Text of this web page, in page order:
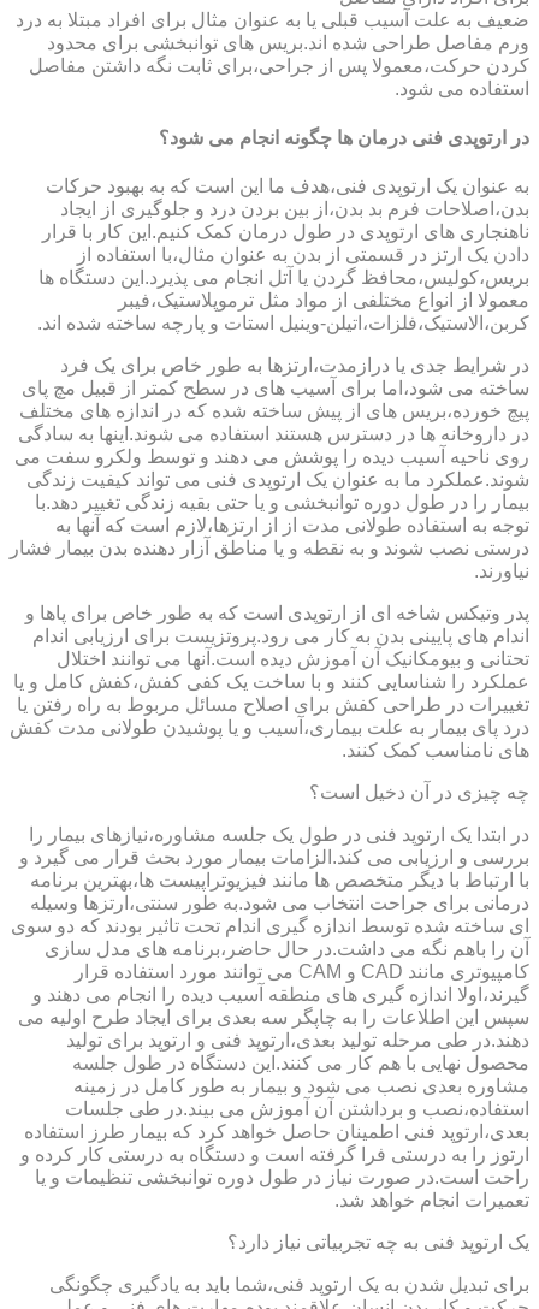
ضعیف به علت آسیب قبلی یا به عنوان مثال برای افراد مبتلا به درد
ورم مفاصل طراحی شده اند.بریس های توانبخشی برای محدود
کردن حرکت،معمولا پس از جراحی،برای ثابت نگه داشتن مفاصل
استفاده می شود.
در ارتوپدی فنی درمان ها چگونه انجام می شود؟
به عنوان یک ارتوپدی فنی،هدف ما این است که به بهبود حرکات
بدن،اصلاحات فرم بد بدن،از بین بردن درد و جلوگیری از ایجاد
ناهنجاری های ارتوپدی در طول درمان کمک کنیم.این کار با قرار
دادن یک ارتز در قسمتی از بدن به عنوان مثال،با استفاده از
بریس،کولیس،محافظ گردن یا آتل انجام می پذیرد.این دستگاه ها
معمولا از انواع مختلفی از مواد مثل ترموپلاستیک،فیبر
کربن،الاستیک،فلزات،اتیلن-وینیل استات و پارچه ساخته شده اند.
در شرایط جدی یا درازمدت،ارتزها به طور خاص برای یک فرد
ساخته می شود،اما برای آسیب های در سطح کمتر از قبیل مچ پای
پیچ خورده،بریس های از پیش ساخته شده که در اندازه های مختلف
در داروخانه ها در دسترس هستند استفاده می شوند.اینها به سادگی
روی ناحیه آسیب دیده را پوشش می دهند و توسط ولکرو سفت می
شوند.عملکرد ما به عنوان یک ارتوپدی فنی می تواند کیفیت زندگی
بیمار را در طول دوره توانبخشی و یا حتی بقیه زندگی تغییر دهد.با
توجه به استفاده طولانی مدت از از ارتزها،لازم است که آنها به
درستی نصب شوند و به نقطه و یا مناطق آزار دهنده بدن بیمار فشار
نیاورند.
پدر وتیکس شاخه ای از ارتوپدی است که به طور خاص برای پاها و
اندام های پایینی بدن به کار می رود.پروتزیست برای ارزیابی اندام
تحتانی و بیومکانیک آن آموزش دیده است.آنها می توانند اختلال
عملکرد را شناسایی کنند و با ساخت یک کفی کفش،کفش کامل و یا
تغییرات در طراحی کفش برای اصلاح مسائل مربوط به راه رفتن یا
درد پای بیمار به علت بیماری،آسیب و یا پوشیدن طولانی مدت کفش
های نامناسب کمک کنند.
چه چیزی در آن دخیل است؟
در ابتدا یک ارتوپد فنی در طول یک جلسه مشاوره،نیازهای بیمار را
بررسی و ارزیابی می کند.الزامات بیمار مورد بحث قرار می گیرد و
با ارتباط با دیگر متخصص ها مانند فیزیوتراپیست ها،بهترین برنامه
درمانی برای جراحت انتخاب می شود.به طور سنتی،ارتزها وسیله
ای ساخته شده توسط اندازه گیری اندام تحت تاثیر بودند که دو سوی
آن را باهم نگه می داشت.در حال حاضر،برنامه های مدل سازی
کامپیوتری مانند CAD و CAM می توانند مورد استفاده قرار
گیرند،اولا اندازه گیری های منطقه آسیب دیده را انجام می دهند و
سپس این اطلاعات را به چاپگر سه بعدی برای ایجاد طرح اولیه می
دهند.در طی مرحله تولید بعدی،ارتوپد فنی و ارتوپد برای تولید
محصول نهایی با هم کار می کنند.این دستگاه در طول جلسه
مشاوره بعدی نصب می شود و بیمار به طور کامل در زمینه
استفاده،نصب و برداشتن آن آموزش می بیند.در طی جلسات
بعدی،ارتوپد فنی اطمینان حاصل خواهد کرد که بیمار طرز استفاده
ارتوز را به درستی فرا گرفته است و دستگاه به درستی کار کرده و
راحت است.در صورت نیاز در طول دوره توانبخشی تنظیمات و یا
تعمیرات انجام خواهد شد.
یک ارتوپد فنی به چه تجربیاتی نیاز دارد؟
برای تبدیل شدن به یک ارتوپد فنی،شما باید به یادگیری چگونگی